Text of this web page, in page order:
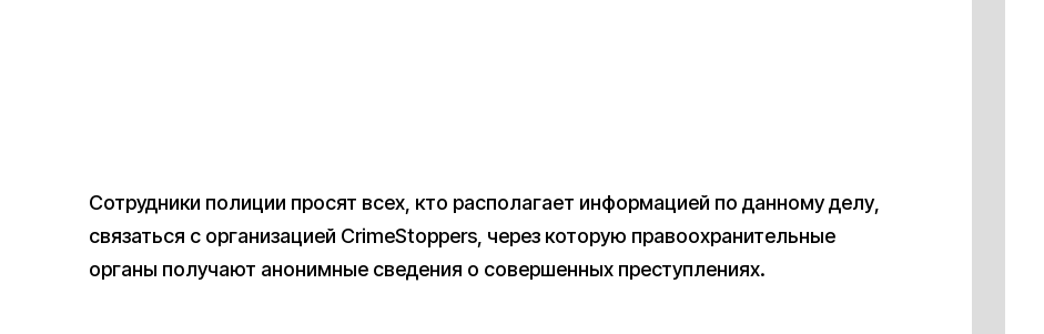
Сотрудники полиции просят всех, кто располагает информацией по данному делу,
связаться с организацией CrimeStoppers, через которую правоохранительные
органы получают анонимные сведения о совершенных преступлениях.